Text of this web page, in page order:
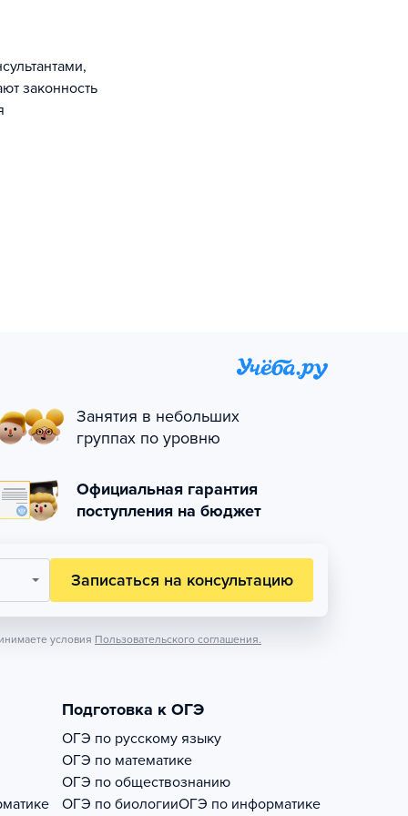
законность
Занятия в небольших
группах по уровню
Официальная гарантия
поступления на бюджет
Записаться на консультацию
условия Пользовательского соглашения.
Подготовка к ОГЭ
ОГЭ по русскому языку
ОГЭ по математике
ОГЭ по обществознанию
ОГЭ по биологииОГЭ по информатике